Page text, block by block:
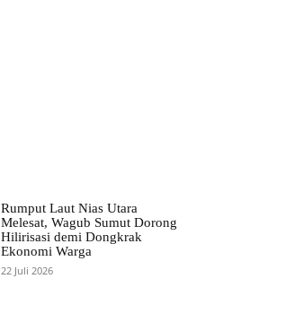
Rumput Laut Nias Utara
Melesat, Wagub Sumut Dorong
Hilirisasi demi Dongkrak
Ekonomi Warga
22 Juli 2026